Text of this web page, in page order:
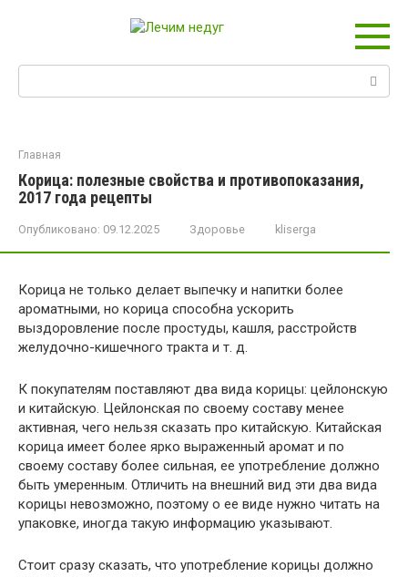
Главная
Корица: полезные свойства и противопоказания,
2017 года рецепты
Опубликовано: 09.12.2025 Здоровье kliserga
Корица не только делает выпечку и напитки более
ароматными, но корица способна ускорить
выздоровление после простуды, кашля, расстройств
желудочно-кишечного тракта и т. д.
К покупателям поставляют два вида корицы: цейлонскую
и китайскую. Цейлонская по своему составу менее
активная, чего нельзя сказать про китайскую. Китайская
корица имеет более ярко выраженный аромат и по
своему составу более сильная, ее употребление должно
быть умеренным. Отличить на внешний вид эти два вида
корицы невозможно, поэтому о ее виде нужно читать на
упаковке, иногда такую информацию указывают.
Стоит сразу сказать, что употребление корицы должно